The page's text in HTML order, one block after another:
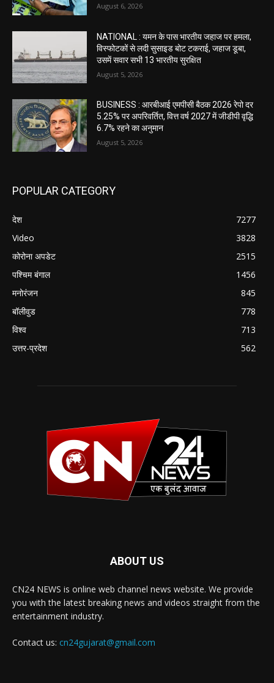
August 6, 2026
NATIONAL : यमन के पास भारतीय जहाज पर हमला,
विस्फोटकों से लदी सुसाइड बोट टकराई, जहाज डूबा,
उसमें सवार सभी 13 भारतीय सुरक्षित
August 5, 2026
BUSINESS : आरबीआई एमपीसी बैठक 2026 रेपो दर
5.25% पर अपरिवर्तित, वित्त वर्ष 2027 में जीडीपी वृद्धि
6.7% रहने का अनुमान
August 5, 2026
POPULAR CATEGORY
देश
7277
Video
3828
कोरोना अपडेट
2515
पश्चिम बंगाल
1456
मनोरंजन
845
बॉलीवुड
778
विश्व
713
उत्तर-प्रदेश
562
ABOUT US
CN24 NEWS is online web channel news website. We provide
you with the latest breaking news and videos straight from the
entertainment industry.
Contact us: cn24gujarat@gmail.com